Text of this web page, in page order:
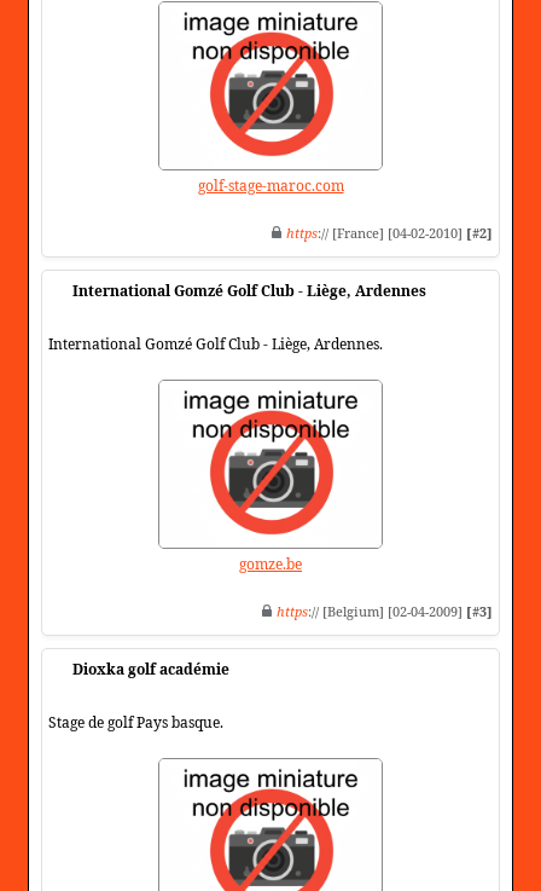
golf-stage-maroc.com
https:// [France] [04-02-2010] [#2]
International Gomzé Golf Club - Liège, Ardennes
International Gomzé Golf Club - Liège, Ardennes.
gomze.be
https:// [Belgium] [02-04-2009] [#3]
Dioxka golf académie
Stage de golf Pays basque.